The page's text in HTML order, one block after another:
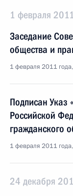
1 февраля
Заседание
общества и
1 февраля 2011
Подписан Указ
Российской
гражданского
1 февраля 2011
24 декабря